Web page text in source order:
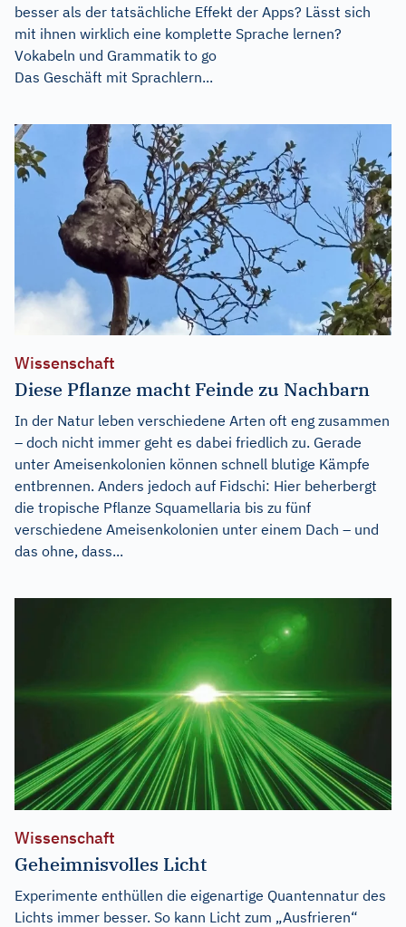
besser als der tatsächliche Effekt der Apps? Lässt sich
mit ihnen wirklich eine komplette Sprache lernen?
Vokabeln und Grammatik to go
Das Geschäft mit Sprachlern...
Wissenschaft
Diese Pflanze macht Feinde zu Nachbarn
In der Natur leben verschiedene Arten oft eng zusammen
– doch nicht immer geht es dabei friedlich zu. Gerade
unter Ameisenkolonien können schnell blutige Kämpfe
entbrennen. Anders jedoch auf Fidschi: Hier beherbergt
die tropische Pflanze Squamellaria bis zu fünf
verschiedene Ameisenkolonien unter einem Dach – und
das ohne, dass...
Wissenschaft
Geheimnisvolles Licht
Experimente enthüllen die eigenartige Quantennatur des
Lichts immer besser. So kann Licht zum „Ausfrieren“